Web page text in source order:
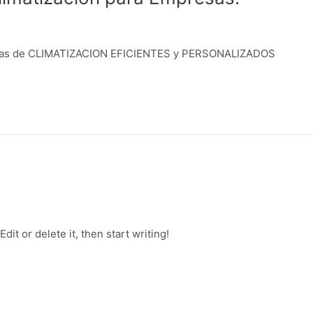
CLIMATIZACION EFICIENTES y PERSONALIZADOS
or delete it, then start writing!